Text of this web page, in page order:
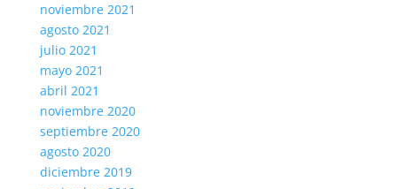
noviembre 2021
agosto 2021
julio 2021
mayo 2021
abril 2021
noviembre 2020
septiembre 2020
agosto 2020
diciembre 2019